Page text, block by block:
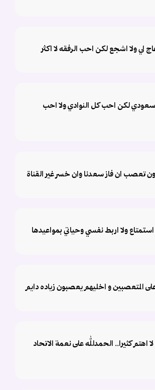
لي ولا اشجع لكن احب الرفقه لا اكثر
لكن احب كل النوادي ولا احب
تعصب ان فاز سعدنا وان خسر غير القناة
ولا اربط نفسي وحياتي بمواعيدها
المتعصبين و اخليهم يعصبون زياده دايم
اهتم كثيرا.. الحمدلله على نعمة الاتحاد